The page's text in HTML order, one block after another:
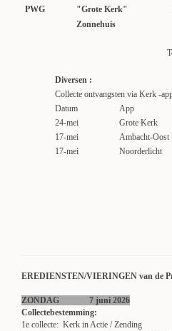
PWG
"Grote Kerk"
Zonnehuis
Diversen :
Collecte ontvangsten via Kerk -
Datum
App
24-mei
Grote Kerk
17-mei
Ambacht-Oost
17-mei
Noorderlicht
EREDIENSTEN/VIERINGEN van de
ZONDAG 7 juni 2026
Collectebestemming:
1e collecte: Kerk in Actie / Zending